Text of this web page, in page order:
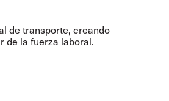
de transporte, creando
de la fuerza laboral.